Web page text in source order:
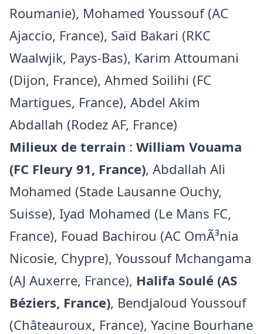
Roumanie), Mohamed Youssouf (AC
Ajaccio, France), Saïd Bakari (RKC
Waalwjik, Pays-Bas), Karim Attoumani
(Dijon, France), Ahmed Soilihi (FC
Martigues, France), Abdel Akim
Abdallah (Rodez AF, France)
Milieux de terrain : William Vouama
(FC Fleury 91, France), Abdallah Ali
Mohamed (Stade Lausanne Ouchy,
Suisse), Iyad Mohamed (Le Mans FC,
France), Fouad Bachirou (AC OmÃ³nia
Nicosie, Chypre), Youssouf Mchangama
(AJ Auxerre, France), Halifa Soulé (AS
Béziers, France), Bendjaloud Youssouf
(Châteauroux, France), Yacine Bourhane